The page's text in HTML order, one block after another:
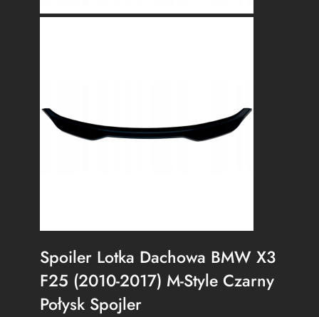
Spoiler Lotka Dachowa BMW X3
F25 (2010-2017) M-Style Czarny
Połysk Spojler